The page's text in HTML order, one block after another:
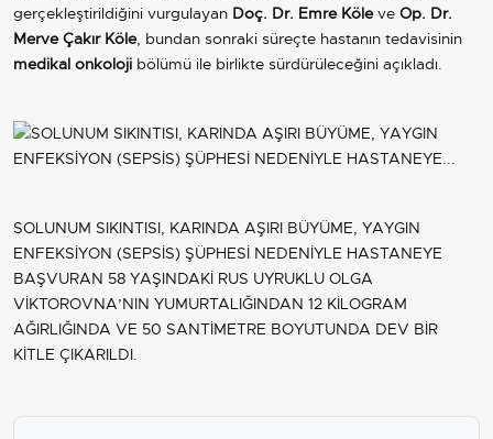
gerçekleştirildiğini vurgulayan Doç. Dr. Emre Köleve Op. Dr.
Merve Çakır Köle, bundan sonraki süreçte hastanın tedavisinin
medikal onkoloji bölümü ile birlikte sürdürüleceğini açıkladı.
SOLUNUM SIKINTISI, KARINDA AŞIRI BÜYÜME, YAYGIN
ENFEKSİYON (SEPSİS) ŞÜPHESİ NEDENİYLE HASTANEYE
BAŞVURAN 58 YAŞINDAKİ RUS UYRUKLU OLGA
VİKTOROVNA’NIN YUMURTALIĞINDAN 12 KİLOGRAM
AĞIRLIĞINDA VE 50 SANTİMETRE BOYUTUNDA DEV BİR
KİTLE ÇIKARILDI.